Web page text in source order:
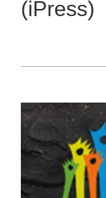
(iPress)